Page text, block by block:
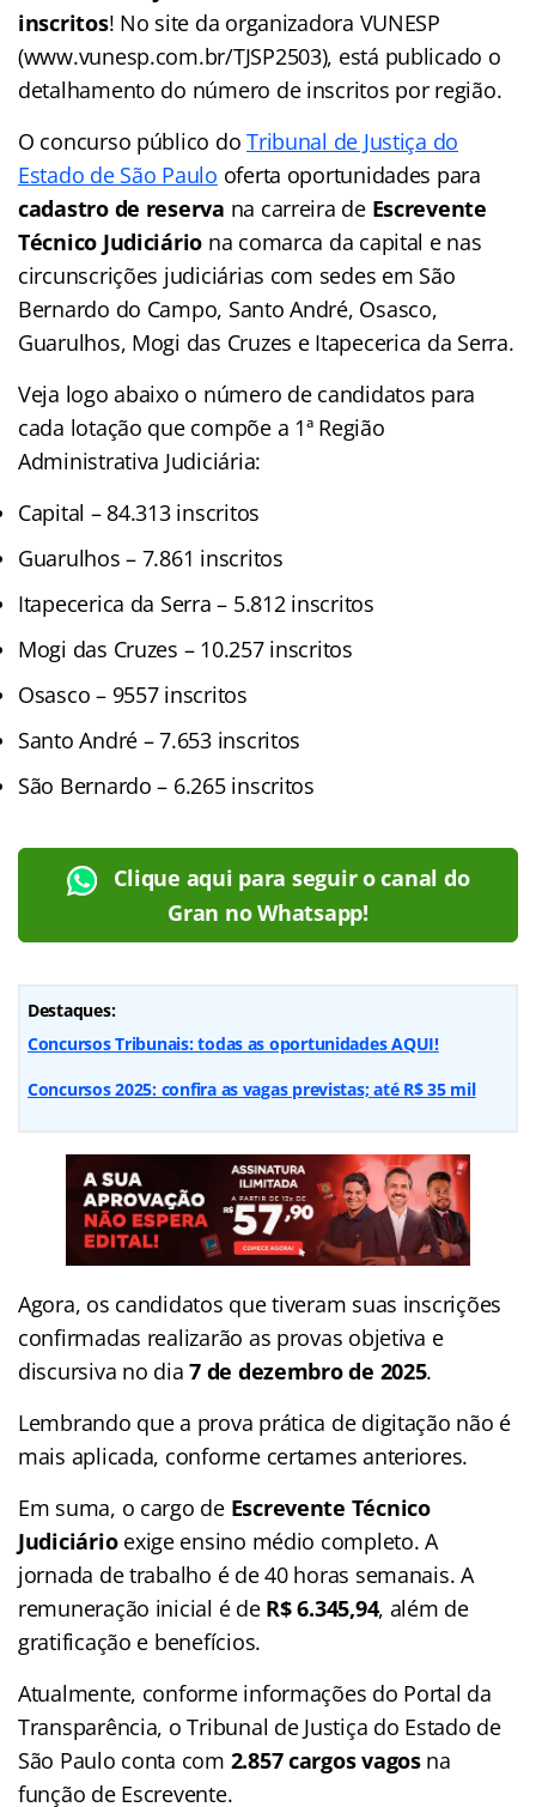
inscritos! No site da organizadora VUNESP
(www.vunesp.com.br/TJSP2503), está publicado o
detalhamento do número de inscritos por região.
O concurso público doTribunal de Justiça do
Estado de São Paulo oferta oportunidades para
cadastro de reserva na carreira de Escrevente
Técnico Judiciário na comarca da capital e nas
circunscrições judiciárias com sedes em São
Bernardo do Campo, Santo André, Osasco,
Guarulhos, Mogi das Cruzes e Itapecerica da Serra.
Veja logo abaixo o número de candidatos para
cada lotação que compõe a 1ª Região
Administrativa Judiciária:
Capital – 84.313 inscritos
Guarulhos – 7.861 inscritos
Itapecerica da Serra – 5.812 inscritos
Mogi das Cruzes – 10.257 inscritos
Osasco – 9557 inscritos
Santo André – 7.653 inscritos
São Bernardo – 6.265 inscritos
Clique aqui para seguir o canal do
Gran no Whatsapp!
Destaques:
Concursos Tribunais: todas as oportunidades AQUI!
Concursos 2025: confira as vagas previstas; até R$ 35 mil
Agora, os candidatos que tiveram suas inscrições
confirmadas realizarão as provas objetiva e
discursiva no dia7 de dezembro de 2025.
Lembrando que a prova prática de digitação não é
mais aplicada, conforme certames anteriores.
Em suma, o cargo de Escrevente Técnico
Judiciárioexige ensino médio completo. A
jornada de trabalho é de 40 horas semanais. A
remuneração inicial é de R$ 6.345,94, além de
gratificação e benefícios.
Atualmente, conforme informações do Portal da
Transparência, o Tribunal de Justiça do Estado de
São Paulo conta com 2.857 cargos vagosna
função de Escrevente.